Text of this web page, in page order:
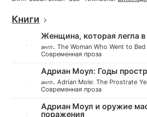
Книги
Женщина, которая легла в
англ. The Woman Who Went to
Современная проза
Адриан Моул: Годы
англ. Adrian Mole: The Prostrate
Современная проза
Адриан Моул и оружие
поражения